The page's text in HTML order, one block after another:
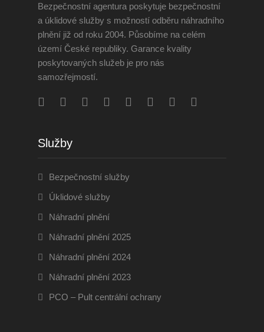
Bezpečnostní agentura poskytuje bezpečnostní
a úklidové služby s možností odběru náhradního
plnění již od roku 2004. Působíme na celém
území České republiky. Garance kvality
poskytovaných služeb je pro nás
samozřejmostí.
Služby
Bezpečnostní služby
Úklidové služby
Náhradní plnění
Náhradní plnění 2025
Náhradní plnění 2024
Náhradní plnění 2023
PCO – Pult centrální ochrany